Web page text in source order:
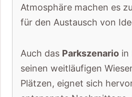
Atmosphäre machen es
für den Austausch von
Auch das Parkszenario in
seinen weitläufigen
Plätzen, eignet sich